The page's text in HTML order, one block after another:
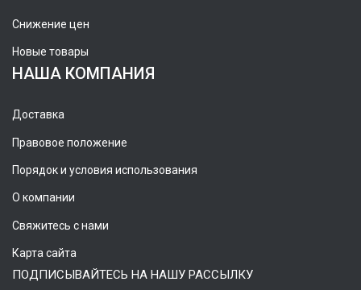
Снижение цен
Новые товары
НАША КОМПАНИЯ
Доставка
Правовое положение
Порядок и условия использования
О компании
Свяжитесь с нами
Карта сайта
ПОДПИСЫВАЙТЕСЬ НА НАШУ РАССЫЛКУ